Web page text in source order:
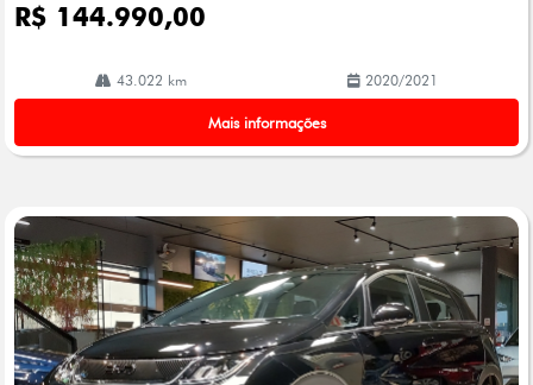
R$ 144.990,00
43.022 km 2020/2021
Mais informações